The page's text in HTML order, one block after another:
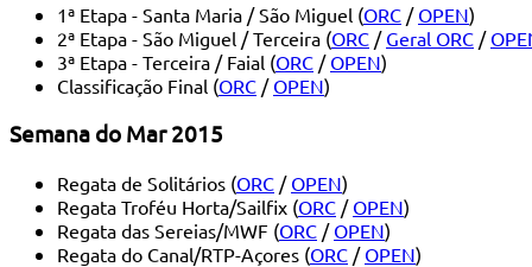
1ª Etapa - Santa Maria / São Miguel (ORC / OPEN)
2ª Etapa - São Miguel / Terceira (ORC / Geral ORC /
3ª Etapa - Terceira / Faial (ORC / OPEN)
Classificação Final (ORC / OPEN)
Semana do Mar 2015
Regata de Solitários (ORC / OPEN)
Regata Troféu Horta/Sailfix (ORC / OPEN)
Regata das Sereias/MWF (ORC / OPEN)
Regata do Canal/RTP-Açores (ORC / OPEN)